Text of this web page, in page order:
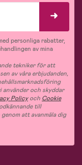
personliga rabatter,
av mina
tekniker för att
av våra erbjudanden,
använder och skyddar
Policyoch Cookie
till
att avanmäla dig